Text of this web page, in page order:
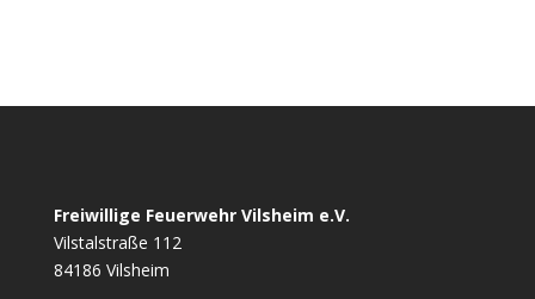
Freiwillige Feuerwehr Vilsheim e.V.
Vilstalstraße 112
84186 Vilsheim